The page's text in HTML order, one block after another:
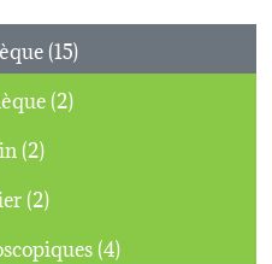
photothèque (15)
scanothèque (2)
dessin (2)
herbier (2)
coupes microscopiques (4)